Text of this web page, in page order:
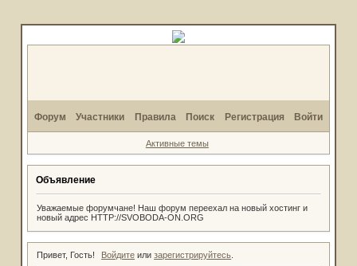
Форум Участники Правила Поиск Регистрация Войти
Активные темы
Объявление
Уважаемые форумчане! Наш форум переехал на новый хостинг и
новый адрес HTTP://SVOBODA-ON.ORG
Привет, Гость! Войдите илизарегистрируйтесь